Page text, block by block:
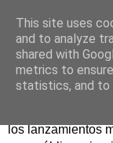
Críticas y
editadas en
los lanzamientos
This site uses
and to analyze
shared with
metrics to
statistics, and to